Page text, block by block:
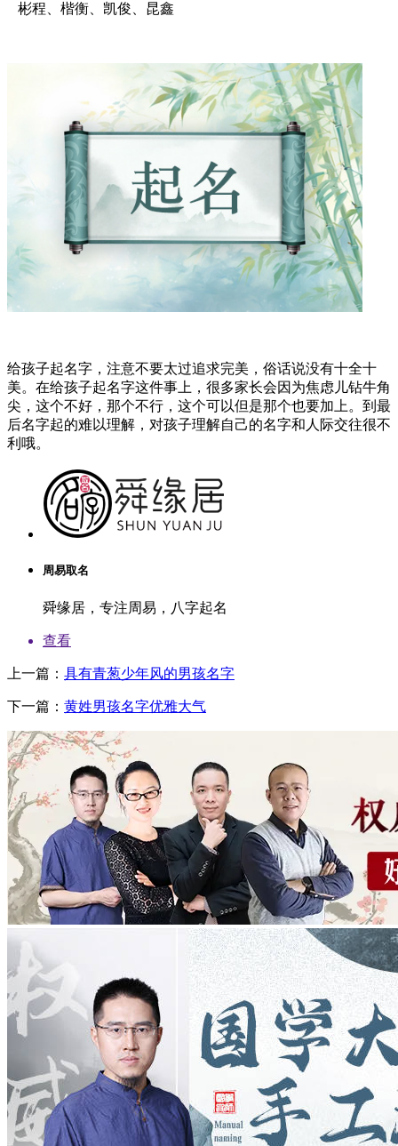
彬程、楷衡、凯俊、昆鑫
给孩子起名字，注意不要太过追求完美，俗话说没有十全十
美。在给孩子起名字这件事上，很多家长会因为焦虑儿钻牛角
尖，这个不好，那个不行，这个可以但是那个也要加上。到最
后名字起的难以理解，对孩子理解自己的名字和人际交往很不
利哦。
周易取名
舜缘居，专注周易，八字起名
查看
上一篇： 具有青葱少年风的男孩名字
下一篇： 黄姓男孩名字优雅大气